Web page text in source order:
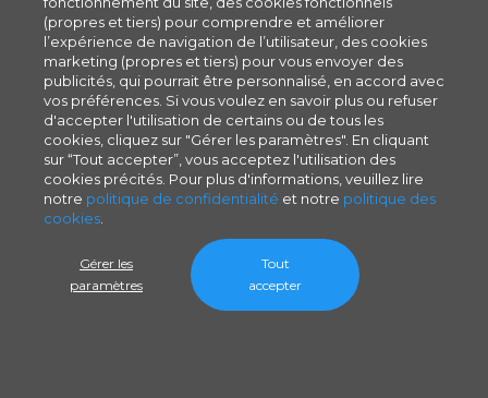
(propres et tiers) pour comprendre et améliorer
l’expérience de navigation de l’utilisateur, des cookies
marketing (propres et tiers) pour vous envoyer des
publicités, qui pourrait être personnalisé, en accord avec
vos préférences. Si vous voulez en savoir plus ou refuser
d'accepter l'utilisation de certains ou de tous les
cookies, cliquez sur "Gérer les paramètres". En cliquant
sur “Tout accepter”, vous acceptez l'utilisation des
cookies précités. Pour plus d'informations, veuillez lire
notre politique de confidentialité et notre politique des
cookies
Gérer les
paramètres
Tout
accepter